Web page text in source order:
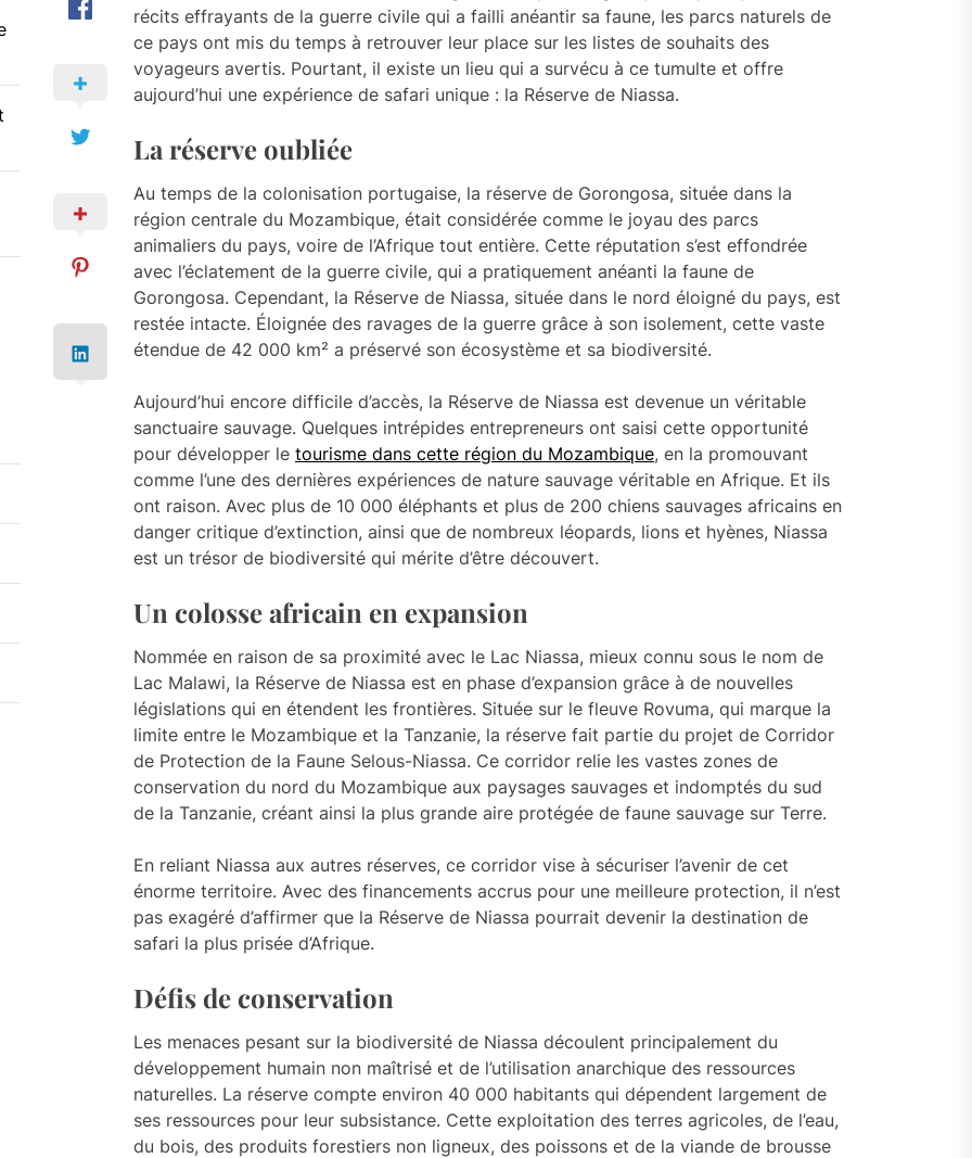
récits effrayants de la guerre civile qui a failli anéantir sa faune, les parcs naturels de
ce pays ont mis du temps à retrouver leur place sur les listes de souhaits des
voyageurs avertis. Pourtant, il existe un lieu qui a survécu à ce tumulte et offre
aujourd’hui une expérience de safari unique : la Réserve de Niassa.
La réserve oubliée
Au temps de la colonisation portugaise, la réserve de Gorongosa, située dans la
région centrale du Mozambique, était considérée comme le joyau des parcs
animaliers du pays, voire de l’Afrique tout entière. Cette réputation s’est effondrée
avec l’éclatement de la guerre civile, qui a pratiquement anéanti la faune de
Gorongosa. Cependant, la Réserve de Niassa, située dans le nord éloigné du pays, est
restée intacte. Éloignée des ravages de la guerre grâce à son isolement, cette vaste
étendue de 42 000 km² a préservé son écosystème et sa biodiversité.
Aujourd’hui encore difficile d’accès, la Réserve de Niassa est devenue un véritable
sanctuaire sauvage. Quelques intrépides entrepreneurs ont saisi cette opportunité
pour développer le tourisme dans cette région du Mozambique, en la promouvant
comme l’une des dernières expériences de nature sauvage véritable en Afrique. Et ils
ont raison. Avec plus de 10 000 éléphants et plus de 200 chiens sauvages africains en
danger critique d’extinction, ainsi que de nombreux léopards, lions et hyènes, Niassa
est un trésor de biodiversité qui mérite d’être découvert.
Un colosse africain en expansion
Nommée en raison de sa proximité avec le Lac Niassa, mieux connu sous le nom de
Lac Malawi, la Réserve de Niassa est en phase d’expansion grâce à de nouvelles
législations qui en étendent les frontières. Située sur le fleuve Rovuma, qui marque la
limite entre le Mozambique et la Tanzanie, la réserve fait partie du projet de Corridor
de Protection de la Faune Selous-Niassa. Ce corridor relie les vastes zones de
conservation du nord du Mozambique aux paysages sauvages et indomptés du sud
de la Tanzanie, créant ainsi la plus grande aire protégée de faune sauvage sur Terre.
En reliant Niassa aux autres réserves, ce corridor vise à sécuriser l’avenir de cet
énorme territoire. Avec des financements accrus pour une meilleure protection, il n’est
pas exagéré d’affirmer que la Réserve de Niassa pourrait devenir la destination de
safari la plus prisée d’Afrique.
Défis de conservation
Les menaces pesant sur la biodiversité de Niassa découlent principalement du
développement humain non maîtrisé et de l’utilisation anarchique des ressources
naturelles. La réserve compte environ 40 000 habitants qui dépendent largement de
ses ressources pour leur subsistance. Cette exploitation des terres agricoles, de l’eau,
du bois, des produits forestiers non ligneux, des poissons et de la viande de brousse